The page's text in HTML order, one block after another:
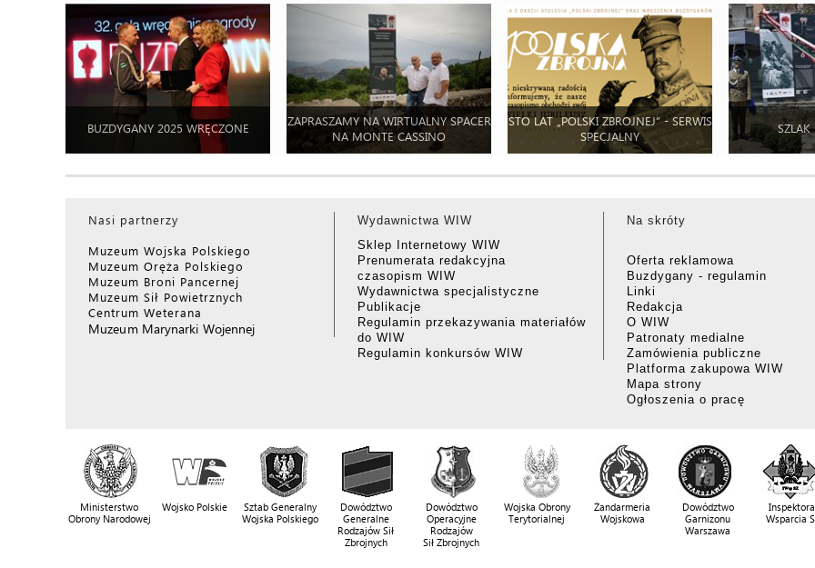
BUZDYGANY 2025 WRĘCZONE
ZAPRASZAMY NA WIRTUALNY SPACER
NA MONTE CASSINO
STO LAT „POLSKI ZBROJNEJ” - SERWIS
SPECJALNY
SZLAK
Nasi partnerzy
Muzeum Wojska Polskiego
Muzeum Oręża Polskiego
Muzeum Broni Pancernej
Muzeum Sił Powietrznych
Centrum Weterana
Muzeum Marynarki Wojennej
Wydawnictwa WIW
Sklep Internetowy WIW
Prenumerata redakcyjna
czasopism WIW
Wydawnictwa specjalistyczne
Publikacje
Regulamin przekazywania materiałów
do WIW
Regulamin konkursów WIW
Na skróty
Oferta reklamowa
Buzdygany - regulamin
Linki
Redakcja
O WIW
Patronaty medialne
Zamówienia publiczne
Platforma zakupowa WIW
Mapa strony
Ogłoszenia o pracę
Ministerstwo
Obrony Narodowej
Wojsko Polskie
Sztab Generalny
Wojska Polskiego
Dowództwo
Generalne
Rodzajów Sił
Zbrojnych
Dowództwo
Operacyjne
Rodzajów
Sił Zbrojnych
Wojska Obrony
Terytorialnej
Żandarmeria
Wojskowa
Dowództwo
Garnizonu
Warszawa
Wsparcia